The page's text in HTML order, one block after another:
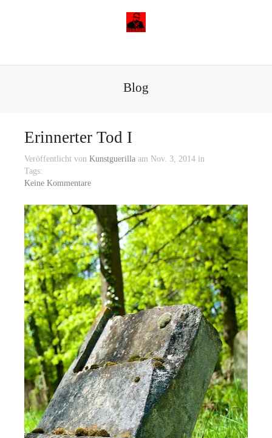
Blog
Erinnerter Tod I
Veröffentlicht von Kunstguerillaam Nov. 3, 2014 in
Tags:
Keine Kommentare